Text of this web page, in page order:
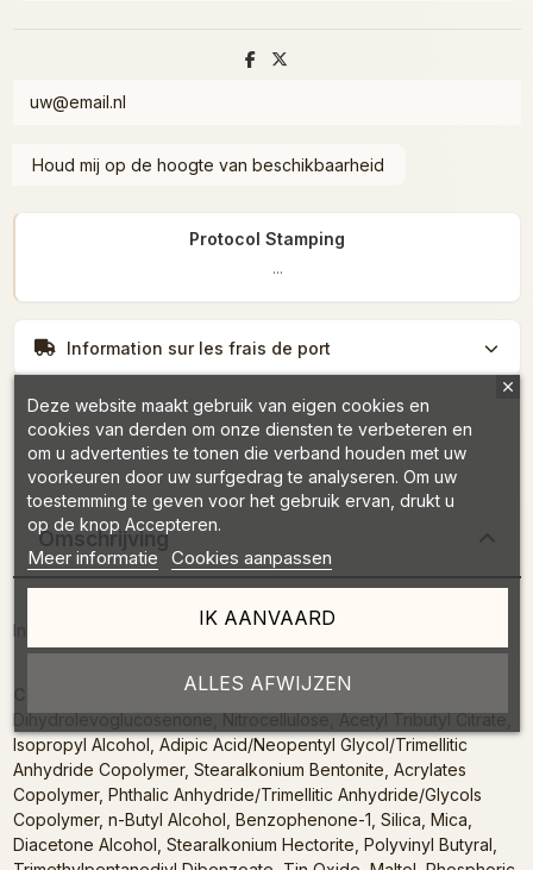
Protocol Stamping
...
Information sur les frais de port
Omschrijving
Inhoud : 7ml
Butyl Acetate, Ethyl Acetate,
Dihydrolevoglucosenone, Nitrocellulose, Acetyl Tributyl Citrate,
Isopropyl Alcohol, Adipic Acid/Neopentyl Glycol/Trimellitic
Anhydride Copolymer, Stearalkonium Bentonite, Acrylates
Copolymer, Phthalic Anhydride/Trimellitic Anhydride/Glycols
Copolymer, n-Butyl Alcohol, Benzophenone-1, Silica, Mica,
Diacetone Alcohol, Stearalkonium Hectorite, Polyvinyl Butyral,
Deze website maakt gebruik van eigen cookies en
cookies van derden om onze diensten te verbeteren en
om u advertenties te tonen die verband houden met uw
voorkeuren door uw surfgedrag te analyseren. Om uw
toestemming te geven voor het gebruik ervan, drukt u
op de knop Accepteren.
Meer informatie Cookies aanpassen
ALLES AFWIJZEN
IK AANVAARD